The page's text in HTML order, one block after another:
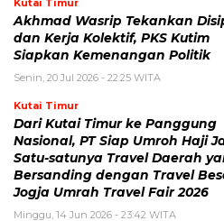
Kutai Timur
Akhmad Wasrip Tekankan
dan Kerja Kolektif, PKS Kutim
Siapkan Kemenangan Politik
Senin, 20 Jul 2026 - 22:25 WITA
Kutai Timur
Dari Kutai Timur ke Panggung
Nasional, PT Siap Umroh Haji
Satu-satunya Travel Daerah
Bersanding dengan Travel
Jogja Umrah Travel Fair 2026
Minggu, 14 Jun 2026 - 23:42 WITA